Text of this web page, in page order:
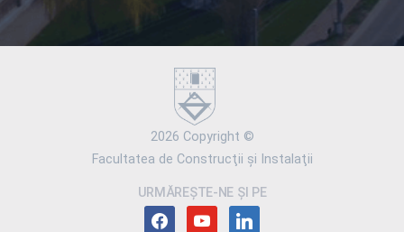
2026 Copyright ©
Facultatea de Construcţii şi Instalaţii
URMĂREȘTE-NE ȘI PE
facebookyoutubelinkedin